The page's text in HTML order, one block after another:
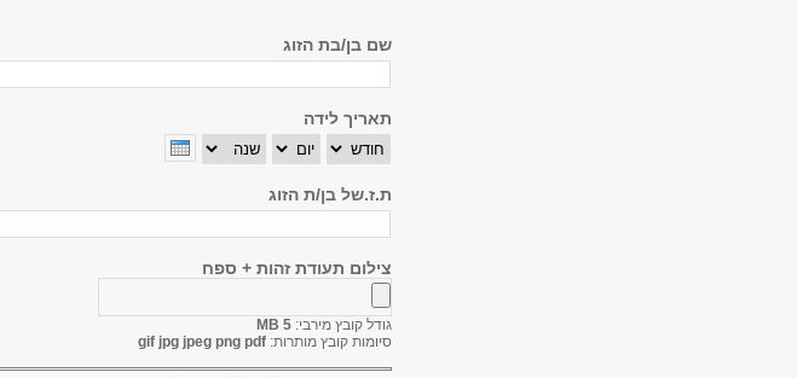
שם בן/בת הזוג
תאריך לידה
חודש
יום שנה
ת.ז.של בן/ת הזוג
צילום תעודת זהות + ספח
גודל קובץ מירבי: 5 MB
סיומות קובץ מותרות: gif jpg jpeg png pdf